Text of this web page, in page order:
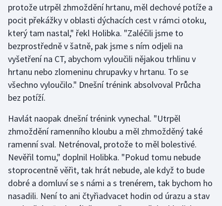
Lezení
Lyže a snowboard
Moderní pětiboj
Motorsport
Olympijské hry
Parasport
Plážový volejbal
protože utrpěl zhmoždění hrtanu, měl dechové potíže a
pocit překážky v oblasti dýchacích cest v rámci otoku,
který tam nastal," řekl Holibka. "Zaléčili jsme to
bezprostředně v šatně, pak jsme s ním odjeli na
vyšetření na CT, abychom vyloučili nějakou trhlinu v
hrtanu nebo zlomeninu chrupavky v hrtanu. To se
všechno vyloučilo." Dnešní trénink absolvoval Průcha
bez potíží.
Havlát naopak dnešní trénink vynechal. "Utrpěl
zhmoždění ramenního kloubu a měl zhmožděný také
ramenní sval. Netrénoval, protože to měl bolestivé.
Nevěřil tomu," doplnil Holibka. "Pokud tomu nebude
stoprocentně věřit, tak hrát nebude, ale když to bude
dobré a domluví se s námi a s trenérem, tak bychom ho
nasadili. Není to ani čtyřiadvacet hodin od úrazu a stav